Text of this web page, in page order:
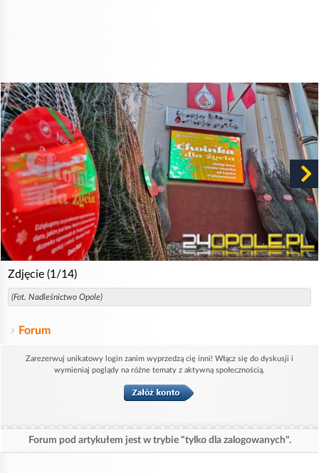
Zdjęcie (1/14)
(Fot. Nadleśnictwo Opole)
Forum
Zarezerwuj unikatowy login zanim wyprzedzą cię inni! Włącz się do dyskusji i
wymieniaj poglądy na różne tematy z aktywną społecznością.
Forum pod artykułem jest w trybie "tylko dla zalogowanych".